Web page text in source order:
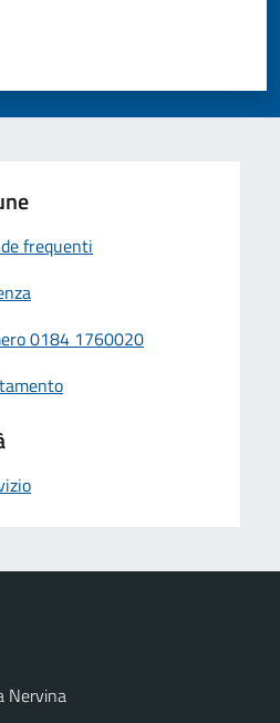
su 5
su 5
5
frequenti
0184 1760020
Nervina